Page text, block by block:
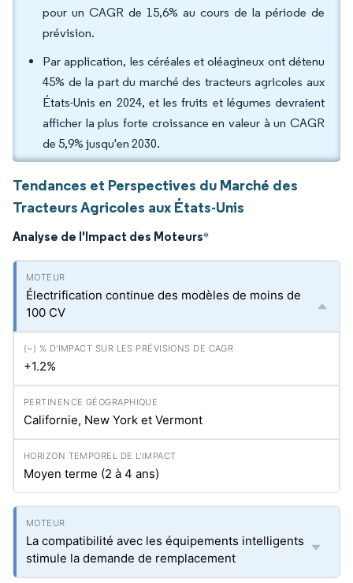
pour un CAGR de 15,6% au cours de la période de
prévision.
Par application, les céréales et oléagineux ont détenu
45% de la part du marché des tracteurs agricoles aux
États-Unis en 2024, et les fruits et légumes devraient
afficher la plus forte croissance en valeur à un CAGR
de 5,9% jusqu'en 2030.
Tendances et Perspectives du Marché des
Tracteurs Agricoles aux États-Unis
Analyse de l'Impact des Moteurs*
Électrification continue des modèles de moins de
100 CV
+1.2%
Californie, New York et Vermont
Moyen terme (2 à 4 ans)
La compatibilité avec les équipements intelligents
stimule la demande de remplacement